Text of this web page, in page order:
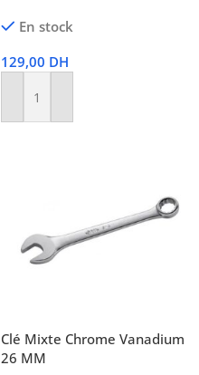
En stock
129,00 DH
Ajouter Au Panier
Clé Mixte Chrome Vanadium
26 MM